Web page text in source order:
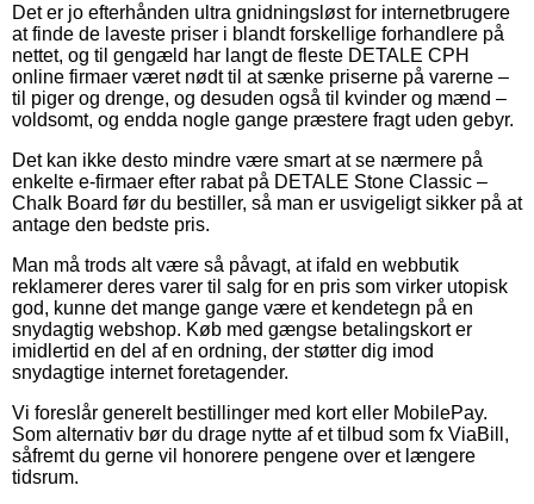
Det er jo efterhånden ultra gnidningsløst for internetbrugere
at finde de laveste priser i blandt forskellige forhandlere på
nettet, og til gengæld har langt de fleste DETALE CPH
online firmaer været nødt til at sænke priserne på varerne –
til piger og drenge, og desuden også til kvinder og mænd –
voldsomt, og endda nogle gange præstere fragt uden gebyr.
Det kan ikke desto mindre være smart at se nærmere på
enkelte e-firmaer efter rabat på DETALE Stone Classic –
Chalk Board før du bestiller, så man er usvigeligt sikker på at
antage den bedste pris.
Man må trods alt være så påvagt, at ifald en webbutik
reklamerer deres varer til salg for en pris som virker utopisk
god, kunne det mange gange være et kendetegn på en
snydagtig webshop. Køb med gængse betalingskort er
imidlertid en del af en ordning, der støtter dig imod
snydagtige internet foretagender.
Vi foreslår generelt bestillinger med kort eller MobilePay.
Som alternativ bør du drage nytte af et tilbud som fx ViaBill,
såfremt du gerne vil honorere pengene over et længere
tidsrum.